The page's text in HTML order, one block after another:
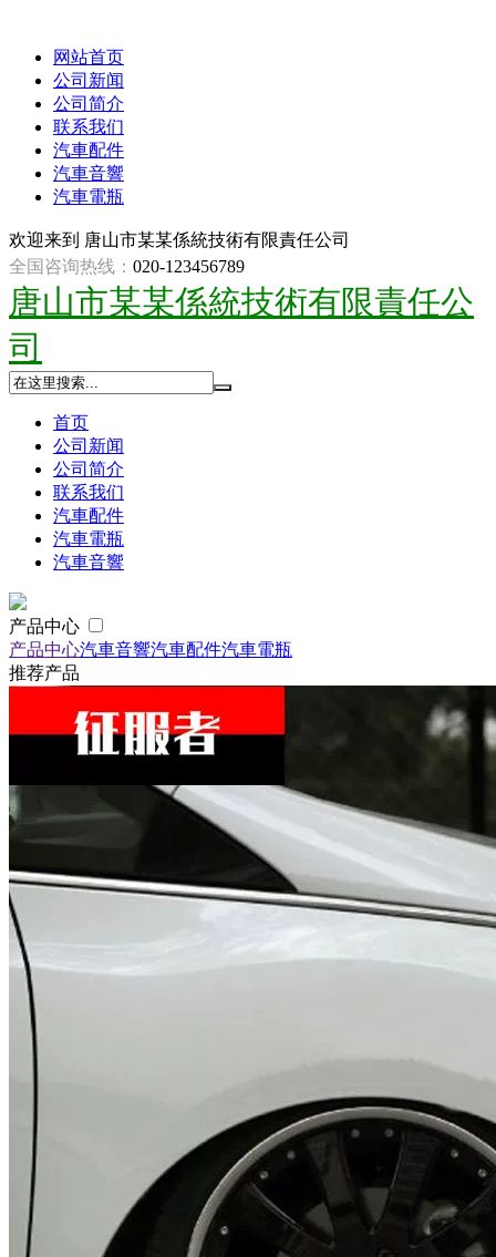
网站首页
公司新闻
公司简介
联系我们
汽車配件
汽車音響
汽車電瓶
欢迎来到 唐山市某某係統技術有限責任公司
全国咨询热线： 020-123456789
唐山市某某係統技術有限責任公
司
首页
公司新闻
公司简介
联系我们
汽車配件
汽車電瓶
汽車音響
产品中心
产品中心汽車音響汽車配件汽車電瓶
推荐产品